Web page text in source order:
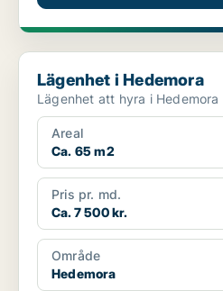
Lägenhet i Hedemora
Lägenhet i Hedemora
Areal
Ca. 65 m2
Pris pr. md.
Ca. 7 500 kr.
Område
Hedemora